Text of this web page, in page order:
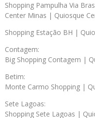
Shopping Pampulha Via
Center Minas | Quiosque
Shopping Estação BH |
Contagem:
Big Shopping Contagem |
Betim:
Monte Carmo Shopping |
Sete Lagoas:
Shopping Sete Lagoas |